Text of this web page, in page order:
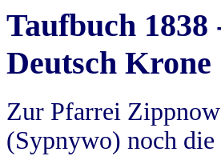
Taufbuch
Deutsch Krone
Zur Pfarrei
(Sypnywo) noch